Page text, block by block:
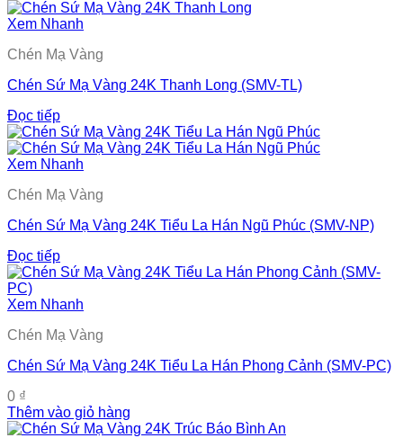
Xem Nhanh
Chén Mạ Vàng
Chén Sứ Mạ Vàng 24K Thanh Long (SMV-TL)
Đọc tiếp
Xem Nhanh
Chén Mạ Vàng
Chén Sứ Mạ Vàng 24K Tiểu La Hán Ngũ Phúc (SMV-NP)
Đọc tiếp
Xem Nhanh
Chén Mạ Vàng
Chén Sứ Mạ Vàng 24K Tiểu La Hán Phong Cảnh (SMV-PC)
0 ₫
Thêm vào giỏ hàng